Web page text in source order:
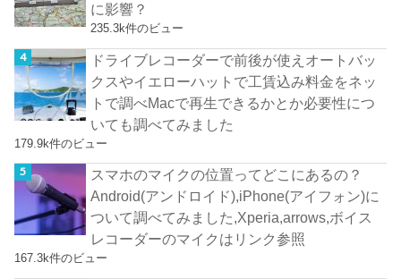
に影響？
235.3k件のビュー
ドライブレコーダーで前後が使えオートバッ
クスやイエローハットで工賃込み料金をネッ
トで調べMacで再生できるかとか必要性につ
いても調べてみました
179.9k件のビュー
スマホのマイクの位置ってどこにあるの？
Android(アンドロイド),iPhone(アイフォン)に
ついて調べてみました,Xperia,arrows,ボイス
レコーダーのマイクはリンク参照
167.3k件のビュー